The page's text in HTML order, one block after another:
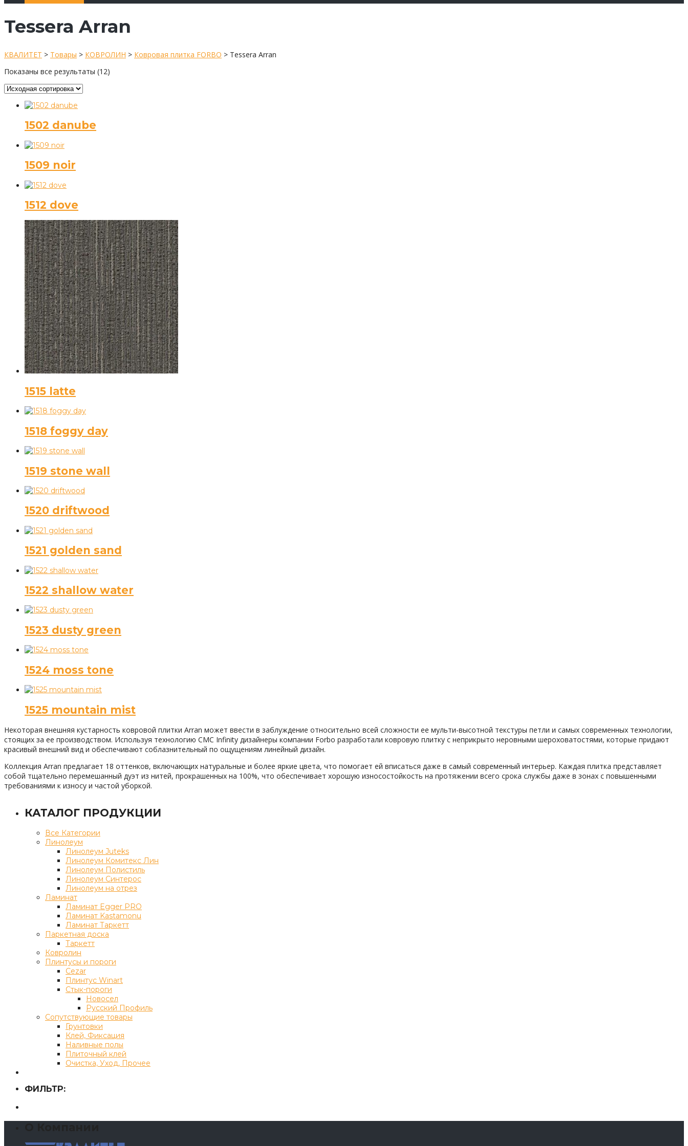
Tessera Arran
КВАЛИТЕТ > Товары > КОВРОЛИН > Ковровая плитка FORBO > Tessera Arran
Показаны все результаты (12)
1502 danube
1509 noir
1512 dove
1515 latte
1518 foggy day
1519 stone wall
1520 driftwood
1521 golden sand
1522 shallow water
1523 dusty green
1524 moss tone
1525 mountain mist
Некоторая внешняя кустарность ковровой плитки Arran может ввести в заблуждение относительно всей сложности ее мульти-высотной текстуры петли и самых современных технологии,
стоящих за ее производством. Используя технологию CMC Infinity дизайнеры компании Forbo разработали ковровую плитку с неприкрыто неровными шероховатостями, которые придают
красивый внешний вид и обеспечивают соблазнительный по ощущениям линейный дизайн.
Коллекция Arran предлагает 18 оттенков, включающих натуральные и более яркие цвета, что помогает ей вписаться даже в самый современный интерьер. Каждая плитка представляет
собой тщательно перемешанный дуэт из нитей, прокрашенных на 100%, что обеспечивает хорошую износостойкость на протяжении всего срока службы даже в зонах с повышенными
требованиями к износу и частой уборкой.
КАТАЛОГ ПРОДУКЦИИ
Все Категории
Линолеум
Линолеум Juteks
Линолеум Комитекс Лин
Линолеум Полистиль
Линолеум Синтерос
Линолеум на отрез
Ламинат
Ламинат Egger PRO
Ламинат Kastamonu
Ламинат Таркетт
Паркетная доска
Таркетт
Ковролин
Плинтусы и пороги
Cezar
Плинтус Winart
Стык-пороги
Новосел
Русский Профиль
Сопутствующие товары
Грунтовки
Клей, Фиксация
Наливные полы
Плиточный клей
Очистка, Уход, Прочее
ФИЛЬТР: